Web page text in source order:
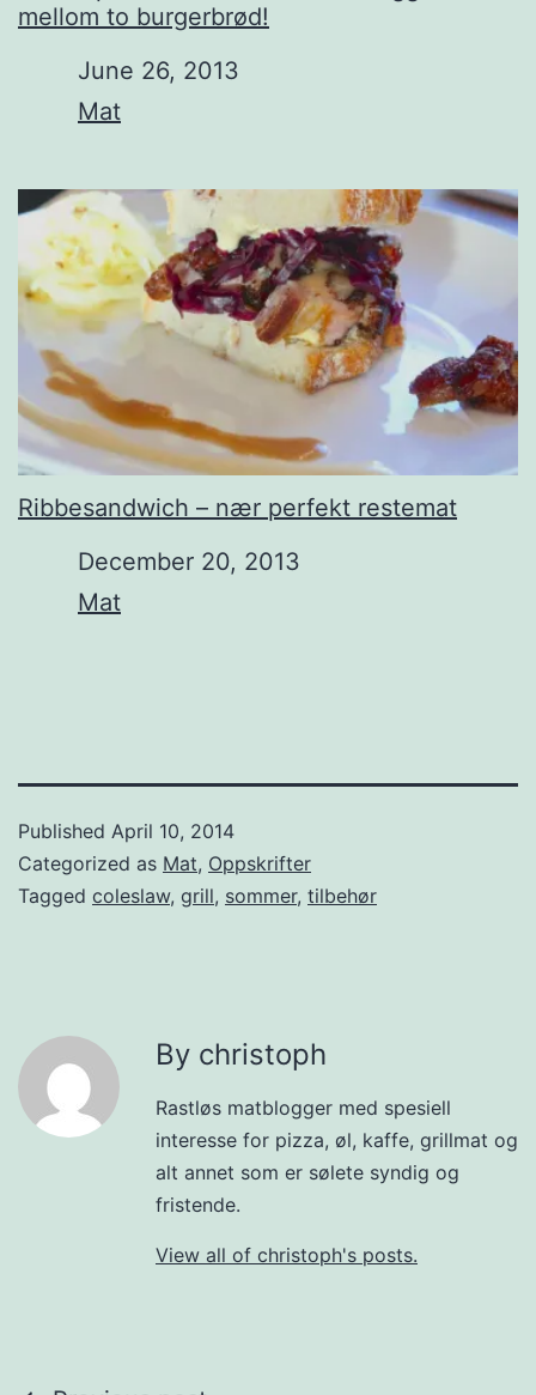
mellom to burgerbrød!
June 26, 2013
In relation to
Mat
Ribbesandwich – nær perfekt restemat
December 20, 2013
In relation to
Mat
Published April 10, 2014
Categorized as Mat, Oppskrifter
Tagged coleslaw, grill, sommer, tilbehør
By christoph
Rastløs matblogger med spesiell
interesse for pizza, øl, kaffe, grillmat og
alt annet som er sølete syndig og
fristende.
View all of christoph's posts.